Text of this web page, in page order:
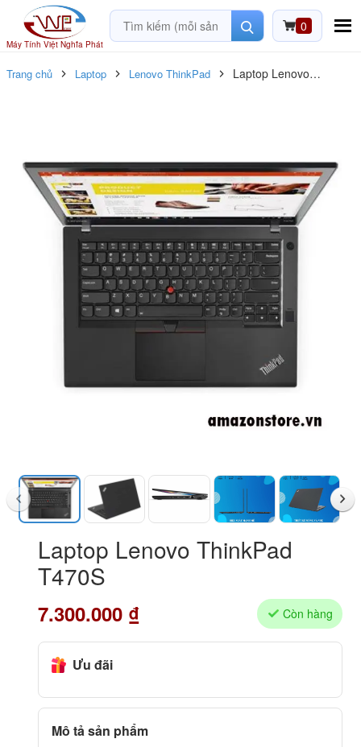
Máy Tính Việt Nghĩa Phát
0
Trang chủ Laptop Lenovo ThinkPad
Laptop Lenovo
Laptop Lenovo ThinkPad
T470S
7.300.000 ₫ Còn hàng
Ưu đãi
Mô tả sản phẩm